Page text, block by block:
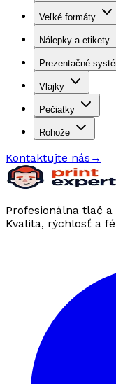
Veľké formáty
Nálepky a etikety
Prezentačné
Vlajky
Pečiatky
Rohože
Kontaktujte nás →
Profesionálna tlač
Kvalita, rýchlosť a